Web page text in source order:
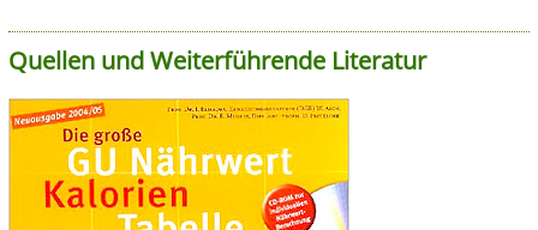
Quellen und Weiterführende Literatur